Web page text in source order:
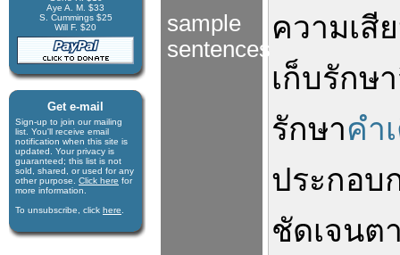
Aye A. M. $33
S. Cummings $25
Will F. $20
Get e-mail
Sign-up to join our mail­ing
list. You'll receive e­mail
notification when this site is
updated. Your privacy is
guaran­teed; this list is not
sold, shared, or used for any
other purpose. Click here for
more infor­mation.
To unsubscribe, click here
sample
sentences
ความเสี
เก็บรักษา
รักษาคำ
ประกอบ
ชัดเจนต